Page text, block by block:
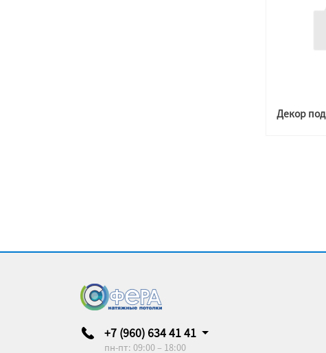
+7 (960) 634 41 41
пн-пт: 09:00 – 18:00